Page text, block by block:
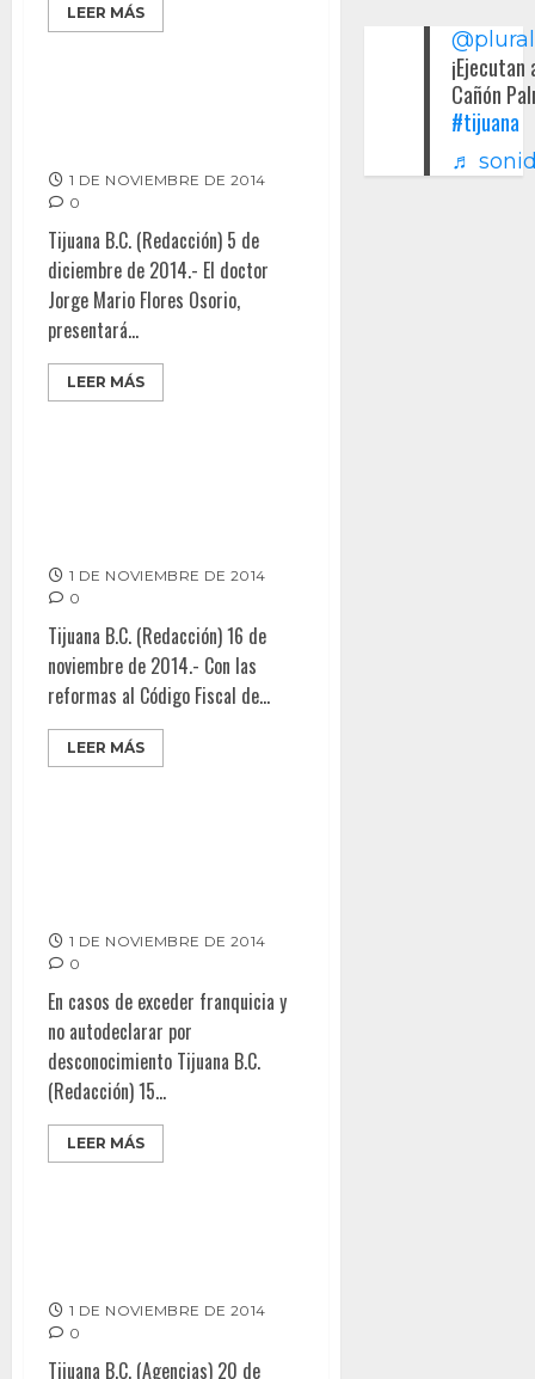
LEER MÁS
1 DE NOVIEMBRE DE 2014
0
Tijuana B.C. (Redacción) 5 de
diciembre de 2014.- El doctor
Jorge Mario Flores Osorio,
presentará...
LEER MÁS
1 DE NOVIEMBRE DE 2014
0
Tijuana B.C. (Redacción) 16 de
noviembre de 2014.- Con las
reformas al Código Fiscal de...
LEER MÁS
1 DE NOVIEMBRE DE 2014
0
En casos de exceder franquicia y
no autodeclarar por
desconocimiento Tijuana B.C.
(Redacción) 15...
LEER MÁS
1 DE NOVIEMBRE DE 2014
0
Tijuana B.C. (Agencias) 20 de
Cañón
#tijuana
♬